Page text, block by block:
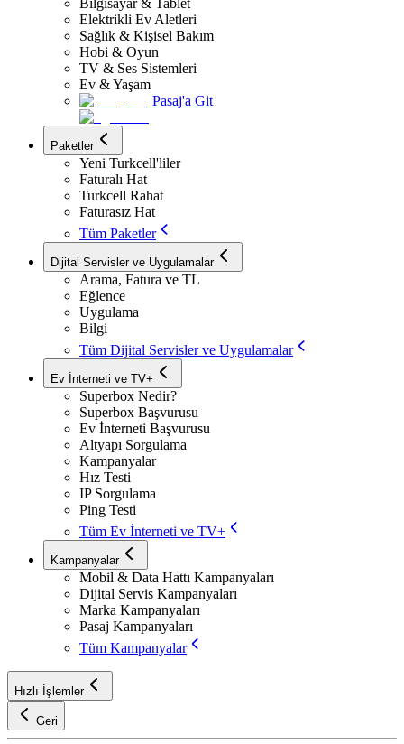
Bilgisayar & Tablet
Elektrikli Ev Aletleri
Sağlık & Kişisel Bakım
Hobi & Oyun
TV & Ses Sistemleri
Ev & Yaşam
Pasaj'a Git
Paketler
Yeni Turkcell'liler
Faturalı Hat
Turkcell Rahat
Faturasız Hat
Tüm Paketler
Dijital Servisler ve Uygulamalar
Arama, Fatura ve TL
Eğlence
Uygulama
Bilgi
Tüm Dijital Servisler ve Uygulamalar
Ev İnterneti ve TV+
Superbox Nedir?
Superbox Başvurusu
Ev İnterneti Başvurusu
Altyapı Sorgulama
Kampanyalar
Hız Testi
IP Sorgulama
Ping Testi
Tüm Ev İnterneti ve TV+
Kampanyalar
Mobil & Data Hattı Kampanyaları
Dijital Servis Kampanyaları
Marka Kampanyaları
Pasaj Kampanyaları
Tüm Kampanyalar
Hızlı İşlemler
Geri